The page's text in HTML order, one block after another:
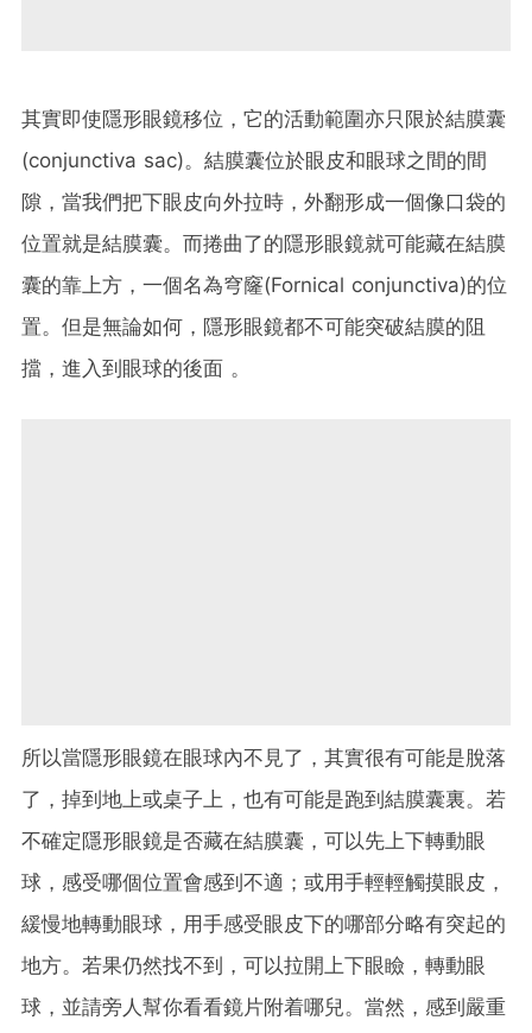
其實即使隱形眼鏡移位，它的活動範圍亦只限於結膜囊
(conjunctiva sac)。結膜囊位於眼皮和眼球之間的間
隙，當我們把下眼皮向外拉時， 外翻形成一個像口袋的
位置就是結膜囊。而捲曲了的隱形眼鏡就可能藏在結膜
囊的靠上方，一個名為穹窿(Fornical conjunctiva)的位
置。但是無論如何，隱形眼鏡都不可能突破結膜的阻
擋，進入到眼球的後面 。
所以當隱形眼鏡在眼球內不見了，其實很有可能是脫落
了，掉到地上或桌子上，也有可能是跑到結膜囊裏。若
不確定隱形眼鏡是否藏在結膜囊，可以先上下轉動眼
球，感受哪個位置會感到不適；或用手輕輕觸摸眼皮，
緩慢地轉動眼球，用手感受眼皮下的哪部分略有突起的
地方。若果仍然找不到，可以拉開上下眼瞼，轉動眼
球，並請旁人幫你看看鏡片附着哪兒。當然，感到嚴重